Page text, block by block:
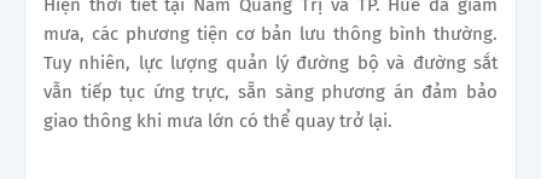
Hiện thời tiết tại Nam Quảng Trị và TP. Huế đã giảm
mưa, các phương tiện cơ bản lưu thông bình thường.
Tuy nhiên, lực lượng quản lý đường bộ và đường sắt
vẫn tiếp tục ứng trực, sẵn sàng phương án đảm bảo
giao thông khi mưa lớn có thể quay trở lại.